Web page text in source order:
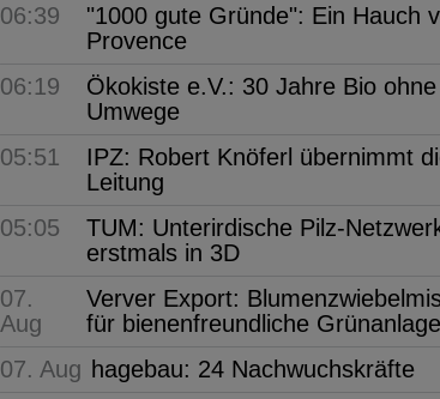
06:39
"1000 gute Gründe": Ein Hauch
Provence
06:19
Ökokiste e.V.: 30 Jahre Bio ohne
Umwege
05:51
IPZ: Robert Knöferl übernimmt
Leitung
05:05
TUM: Unterirdische Pilz-
erstmals in 3D
07.
Aug
Verver Export:
für bienenfreundliche
07. Aug hagebau: 24 Nachwuchskräfte